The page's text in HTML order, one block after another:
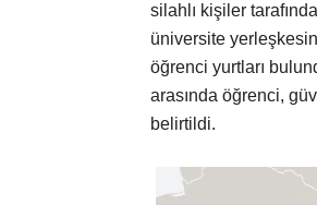
silahlı kişiler
üniversite
öğrenci yurtları
arasında öğrenci,
belirtildi.